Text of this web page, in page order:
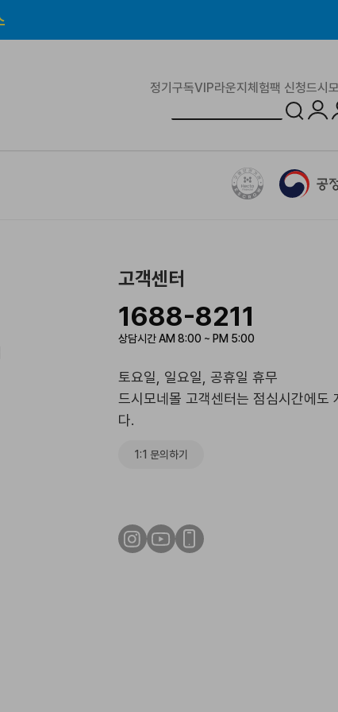
정기구독VIP라운지 체험팩 신청드시
로그
고객센터
1688-8211
상담시간 AM 8:00 ~ PM 5:00
토요일, 일요일, 공휴일 휴무
드시모네몰 고객센터는 점심시간에도
다.
1:1 문의하기